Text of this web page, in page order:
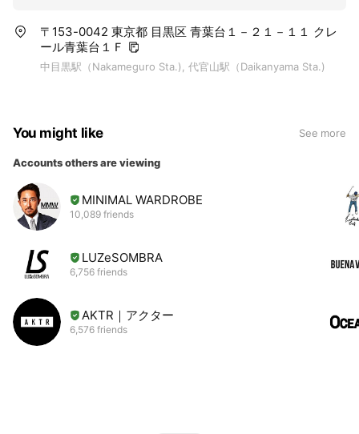
〒153-0042 東京都 目黒区 青葉台１－２１－１１ クレ
ール青葉台１Ｆ
中目黒駅（Nakameguro Sta.), 代官山駅（Daikanyama Sta.)
You might like See more
Accounts others are viewing
MINIMAL WARDROBE
10,089 friends
LUZeSOMBRA
6,756 friends
AKTR｜アクター
6,576 friends